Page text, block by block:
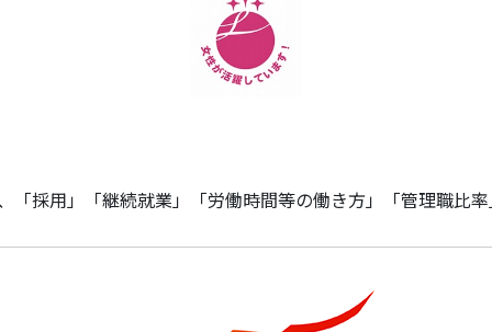
用」「継続就業」「労働時間等の働き方」「管理